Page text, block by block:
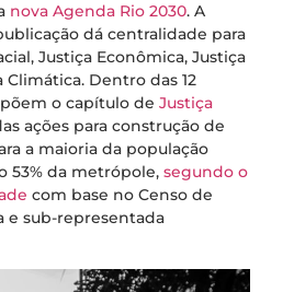
nova Agenda Rio 2030. A
dá centralidade para
Justiça Econômica, Justiça
Dentro das 12
o capítulo de Justiça
ações para construção de
a maioria da população
53% da metrópole, segundo o
com base no Censo de
e sub-representada